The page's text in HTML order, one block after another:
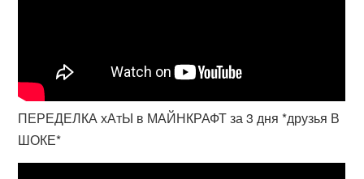
ПЕРЕДЕЛКА хАтЫ в МАЙНКРАФТ за 3 дня *друзья В
ШОКЕ*